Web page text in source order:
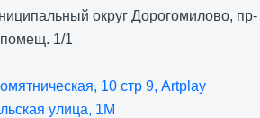
округ Дорогомилово, пр-
помещ. 1/1
10 стр 9, Artplay
улица, 1М